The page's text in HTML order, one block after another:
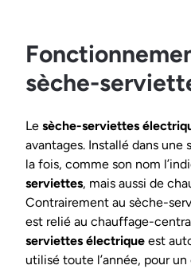
sèche-
Le sèche-serviettes
avantages. Installé dans une
la fois, comme son nom
serviettes, mais aussi de
Contrairement au sèche-
est relié au chauffage-
serviettes électrique est
utilisé toute l’année, pour